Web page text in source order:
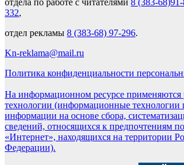
отдела по работе с читателями 8 (383-68)91-
332,
отдел рекламы 8 (383-68) 97-296.
Kn-reklama@mail.ru
Политика конфиденциальности
На информационном ресурсе применяются
технологии (информационные технологии
информации на основе сбора,
сведений, относящихся к предпочтениям
«Интернет», находящихся на территории
Федерации).